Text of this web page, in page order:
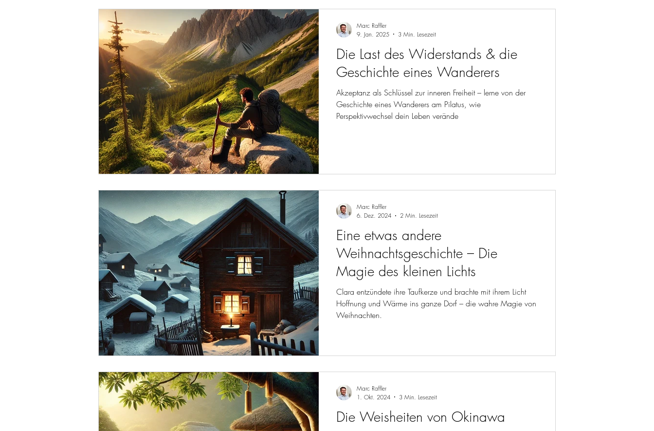
Die Last des Widerstands & die
Geschichte eines Wanderers
Akzeptanz als Schlüssel zur inneren Freiheit – lerne von der
Geschichte eines Wanderers am Pilatus, wie
Perspektivwechsel dein Leben verände
Marc Raffler
9. Jan. 2025
3 Min. Lesezeit
Eine etwas andere
Weihnachtsgeschichte – Die
Magie des kleinen Lichts
Clara entzündete ihre Taufkerze und brachte mit ihrem Licht
Hoffnung und Wärme ins ganze Dorf – die wahre Magie von
Weihnachten.
Marc Raffler
6. Dez. 2024
2 Min. Lesezeit
Die Weisheiten von Okinawa
Marc Raffler
1. Okt. 2024
3 Min. Lesezeit